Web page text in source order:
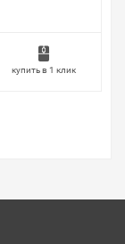
купить в 1 клик